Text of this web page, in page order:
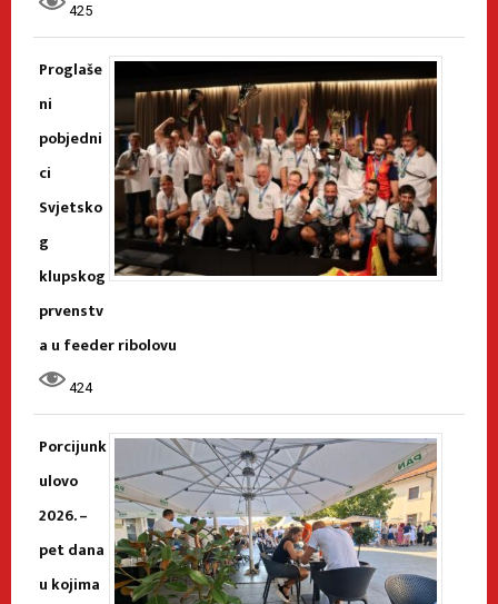
425
Proglaše
ni
pobjedni
ci
Svjetsko
g
klupskog
prvenstv
a u feeder ribolovu
424
Porcijunk
ulovo
2026. –
pet dana
u kojima